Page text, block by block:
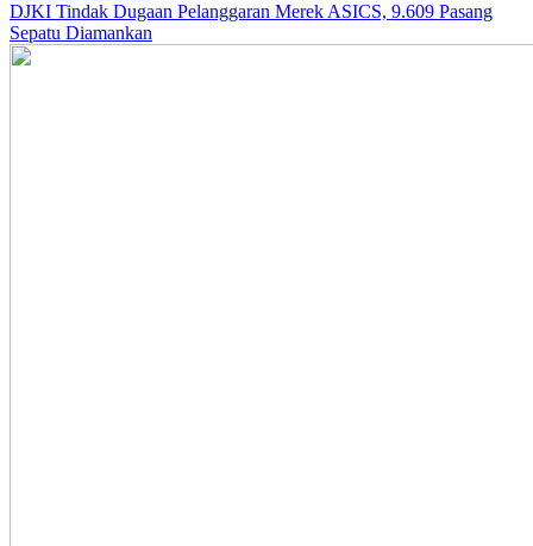
DJKI Tindak Dugaan Pelanggaran Merek ASICS, 9.609 Pasang
Sepatu Diamankan